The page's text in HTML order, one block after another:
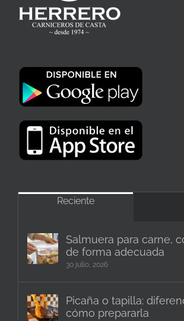
Reciente
Salmuera para carne,
de forma adecuada
30 julio, 2026
Picaña o tapilla:
cómo prepararla